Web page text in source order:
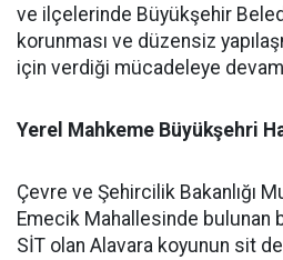
ve ilçelerinde Büyükşehir
korunması ve düzensiz
için verdiği mücadeleye
Yerel Mahkeme Büyükşehri
Çevre ve Şehircilik Bakanlığı
Emecik Mahallesinde bulunan
SİT olan Alavara koyunun sit